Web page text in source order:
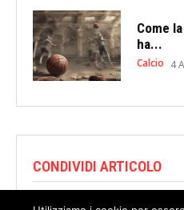
Come
ha...
Calcio 4
CONDIVIDI ARTICOLO